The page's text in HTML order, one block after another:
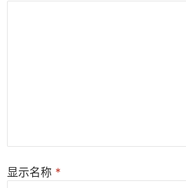
显示名称 *